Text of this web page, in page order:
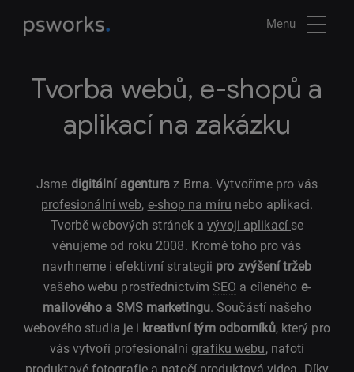
Menu
Tvorba webů, e-shopů a
aplikací na zakázku
Jsme digitální agentura z Brna. Vytvoříme pro vás
profesionální web, e-shop na míru nebo aplikaci.
Tvorbě webových stránek avývoji aplikací se
věnujeme od roku 2008. Kromě toho pro vás
navrhneme i efektivní strategii pro zvýšení tržeb
vašeho webu prostřednictvím SEO a cíleného e-
mailového a SMS marketingu. Součástí našeho
webového studia je i kreativní tým odborníků, který pro
vás vytvoří profesionálnígrafiku webu, nafotí